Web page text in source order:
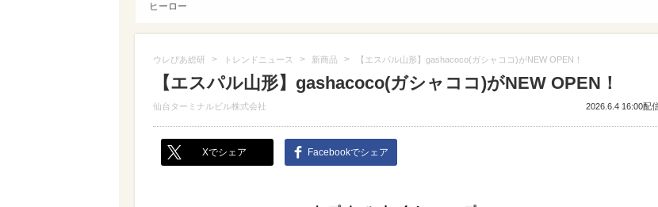
ヒーロー
ウレぴあ総研 > トレンドニュース > 新商品 > 【エスパル山形】gashacoco(ガシャココ)がNEW OPEN！
【エスパル山形】gashacoco(ガシャココ)がNEW OPEN！
仙台ターミナルビル株式会社 2026.6.4 16:00配
Xでシェア Facebookでシェア